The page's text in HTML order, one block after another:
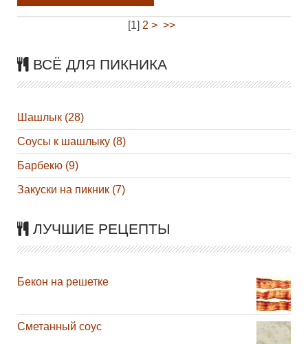
[1] 2 > >>
ВСЁ ДЛЯ ПИКНИКА
Шашлык (28)
Соусы к шашлыку (8)
Барбекю (9)
Закуски на пикник (7)
ЛУЧШИЕ РЕЦЕПТЫ
Бекон на решетке
Сметанный соус